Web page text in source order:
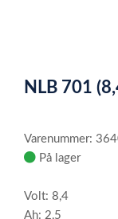
of
NLB 701
Varenummer:
På lager
Volt: 8,4
Ah: 2,5